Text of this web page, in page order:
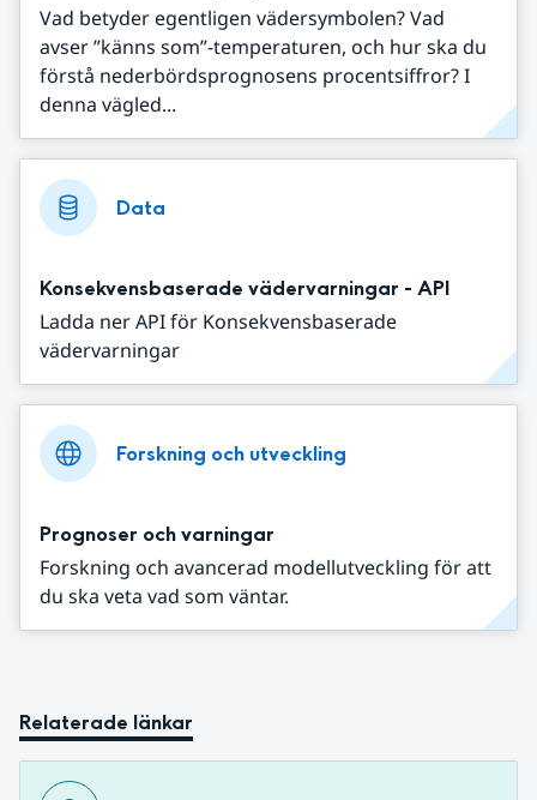
Vad betyder egentligen vädersymbolen? Vad
avser ”känns som”-temperaturen, och hur ska du
förstå nederbördsprognosens procentsiffror? I
denna vägled...
Data
Konsekvensbaserade vädervarningar - API
Ladda ner API för Konsekvensbaserade
vädervarningar
Forskning och utveckling
Prognoser och varningar
Forskning och avancerad modellutveckling för att
du ska veta vad som väntar.
Relaterade länkar